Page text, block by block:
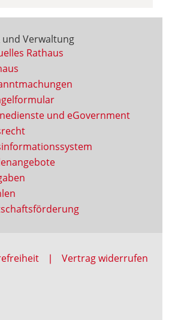
und Verwaltung
Rathaus
und eGovernment
Vertrag widerrufen